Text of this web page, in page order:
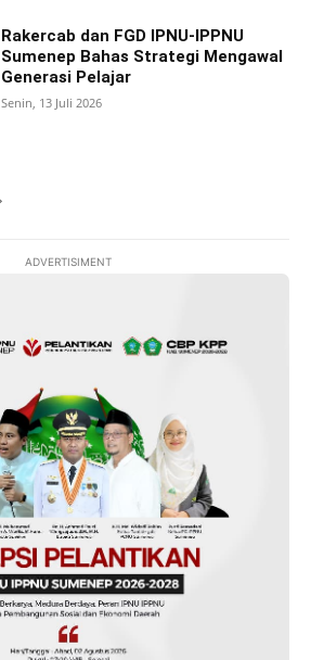
Rakercab dan FGD IPNU-IPPNU
Sumenep Bahas Strategi Mengawal
Generasi Pelajar
Senin, 13 Juli 2026
ADVERTISIMENT